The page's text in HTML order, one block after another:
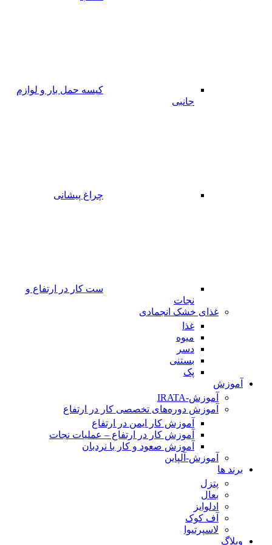
کیسه حمل بار و لوازم
جانبی
چراغ پیشانی
ست کار در ارتفاع و
نجات
غذای خشک انجمادی
غذا
میوه
دسر
بستنی
پک
آموزش
آموزش-IRATA
آموزش دوره‌های تخصصی کار در ارتفاع
آموزش کار ایمن در ارتفاع
آموزش کار در ارتفاع – عملیات نجات
آموزش صعود و کار با نردبان
آموزش-آلپاین
برند ها
پتزل
بعال
ادلوایز
آف کوک
لاسپرتیوا
وبلاگ